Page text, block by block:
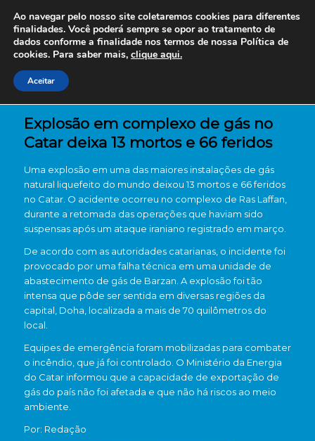
Explosão em complexo de gás no
Catar deixa 13 mortos e 66 feridos
Uma explosão em uma das maiores instalações de gás
natural liquefeito do mundo deixou 13 mortos e 66 feridos
no Catar. O acidente ocorreu no complexo de Ras Laffan,
durante a retomada das operações que haviam sido
suspensas após um ataque iraniano registrado em março.
De acordo com as autoridades catarianas, o incidente foi
provocado por uma falha técnica em uma unidade de
abastecimento de gás de Barzan. A explosão foi tão
intensa que pôde ser sentida em diversas regiões da
capital, Doha, localizada a mais de 70 quilômetros do
local.
Equipes de emergência foram mobilizadas para combater
o incêndio, que já foi controlado. O Ministério da Energia
do Catar informou que a capacidade de exportação de
gás do país não foi afetada e que não há riscos ao meio
ambiente.
Por: Redação
Ao navegar pelo nosso site coletaremos cookies para diferentes
finalidades. Você poderá sempre se opor ao tratamento de
dados conforme a finalidade nos termos de nossa Política de
cookies. Para saber mais, clique aqui.
Aceitar